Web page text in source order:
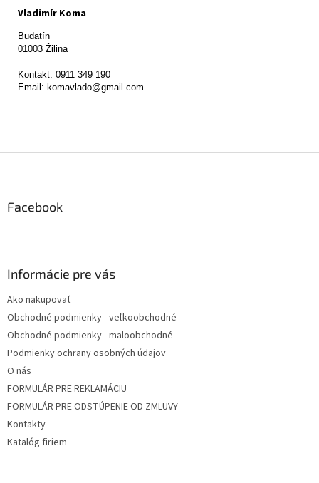
Vladimír Koma
Budatín
01003 Žilina
Kontakt: 0911 349 190
Facebook
Informácie pre vás
Ako nakupovať
Obchodné podmienky - veľkoobchodné
Obchodné podmienky - maloobchodné
Podmienky ochrany osobných údajov
O nás
FORMULÁR PRE REKLAMÁCIU
FORMULÁR PRE ODSTÚPENIE OD ZMLUVY
Kontakty
Katalóg firiem